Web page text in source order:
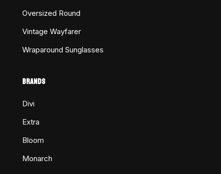
Oversized Round
Vintage Wayfarer
Wraparound Sunglasses
BRANDS
Divi
Extra
Bloom
Monarch